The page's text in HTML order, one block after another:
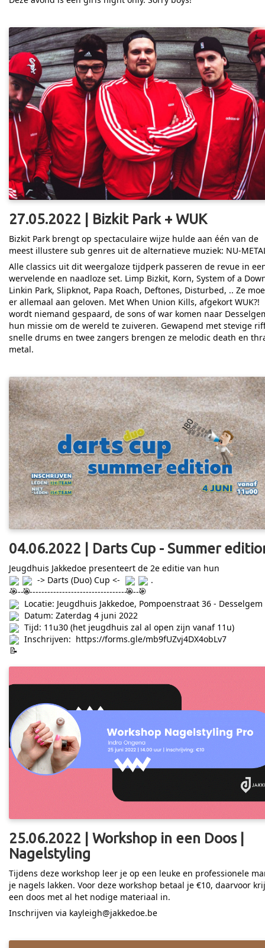
27.05.2022 | Bizkit Park + WUK
Bizkit Park brengt op spectaculaire wijze hulde aan één van de
meest illustere sub genres uit de alternatieve muziek: NU-
Alle classics uit dit weergaloze tijdperk passeren de revue in
wervelende en naadloze set. Limp Bizkit, Korn, System of a
Linkin Park, Slipknot, Papa Roach, Deftones, Disturbed, .. Ze
er allemaal aan geloven. Met When Union Kills, afgekort WUK?!
wordt niemand gespaard, de sons of war komen naar
hun missie om de wereld te zuiveren. Gewapend met stevige
snelle drums en twee zangers brengen ze melodic death en
metal.
04.06.2022 | Darts Cup - Summer
Jeugdhuis Jakkedoe presenteert de 2e editie van hun
-> Darts (Duo) Cup <-
.
---------------------------------------------
Locatie: Jeugdhuis Jakkedoe, Pompoenstraat 36 - Desselgem
Datum: Zaterdag 4 juni 2022
Tijd: 11u30 (het jeugdhuis zal al open zijn vanaf 11u)
Inschrijven: https://forms.gle/mb9fUZvj4DX4obLv7
25.06.2022 | Workshop in een Doos |
Nagelstyling
Tijdens deze workshop leer je op een leuke en professionele
je nagels lakken. Voor deze workshop betaal je €10, daarvoor
een doos met al het nodige materiaal in.
Inschrijven via kayleigh@jakkedoe.be